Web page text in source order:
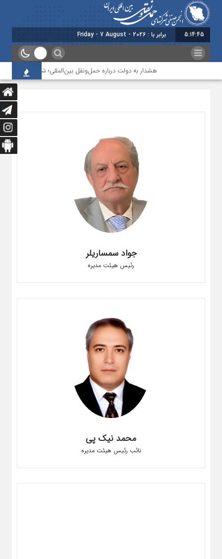
5:14:46 برابر با : Friday - 7 August - 2026
هشدار به دولت درباره حمل‌ونقل بین‌المللی؛ شرکت‌ها زیر فشار
جواد سمساریلر
رئیس هیئت مدیره
محمد نیک پی
نائب رئیس هیئت مدیره